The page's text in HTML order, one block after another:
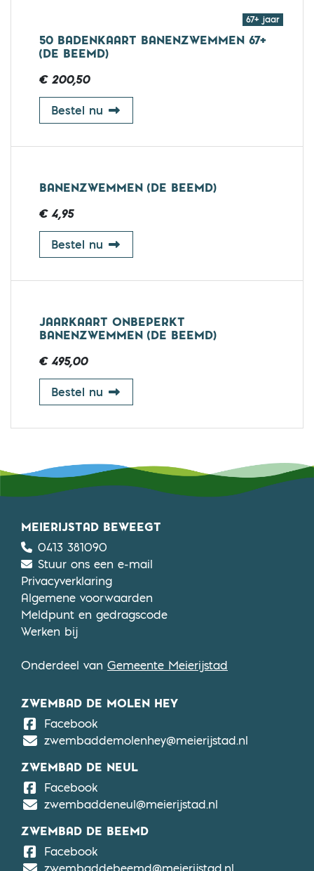
67+ jaar
50 BADENKAART BANENZWEMMEN 67+
(DE BEEMD)
€ 200,50
Bestel nu 50 badenkaart banenzwemmen
BANENZWEMMEN (DE BEEMD)
€ 4,95
Bestel nu banenzwemmen (De Beemd)
JAARKAART ONBEPERKT
BANENZWEMMEN (DE BEEMD)
€ 495,00
Bestel nu jaarkaart onbeperkt
MEIERIJSTAD BEWEEGT
0413 381090
Stuur ons een e-mail
Privacyverklaring
Algemene voorwaarden
Meldpunt en gedragscode
Werken bij
Onderdeel van Gemeente Meierijstad
ZWEMBAD DE MOLEN HEY
FacebookDe Molen Hey
zwembaddemolenhey@meierijstad.nl
ZWEMBAD DE NEUL
FacebookDe Neul
zwembaddeneul@meierijstad.nl
ZWEMBAD DE BEEMD
FacebookDe Beemd